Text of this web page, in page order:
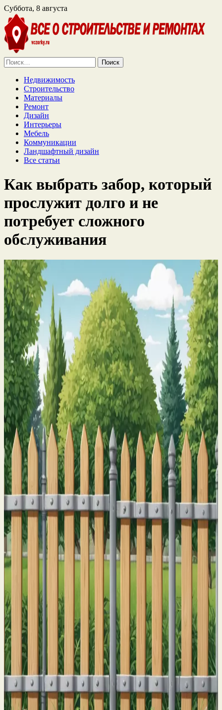
Суббота, 8 августа
Найти:
Недвижимость
Строительство
Материалы
Ремонт
Дизайн
Интерьеры
Мебель
Коммуникации
Ландшафтный дизайн
Все статьи
Как выбрать забор, который
прослужит долго и не
потребует сложного
обслуживания